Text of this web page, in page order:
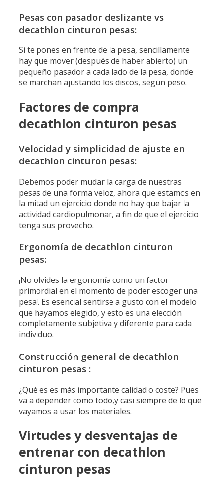
Pesas con pasador deslizante vs
decathlon cinturon pesas:
Si te pones en frente de la pesa, sencillamente
hay que mover (después de haber abierto) un
pequeño pasador a cada lado de la pesa, donde
se marchan ajustando los discos, según peso.
Factores de compra
decathlon cinturon pesas
Velocidad y simplicidad de ajuste en
decathlon cinturon pesas:
Debemos poder mudar la carga de nuestras
pesas de una forma veloz, ahora que estamos en
la mitad un ejercicio donde no hay que bajar la
actividad cardiopulmonar, a fin de que el ejercicio
tenga sus provecho.
Ergonomía de decathlon cinturon
pesas:
¡No olvides la ergonomía como un factor
primordial en el momento de poder escoger una
pesa!. Es esencial sentirse a gusto con el modelo
que hayamos elegido, y esto es una elección
completamente subjetiva y diferente para cada
individuo.
Construcción general de decathlon
cinturon pesas :
¿Qué es es más importante calidad o coste? Pues
va a depender como todo,y casi siempre de lo que
vayamos a usar los materiales.
Virtudes y desventajas de
entrenar con decathlon
cinturon pesas